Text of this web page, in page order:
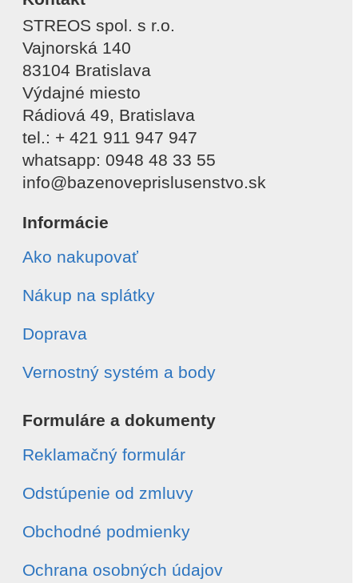
STREOS spol. s r.o.
Vajnorská 140
83104 Bratislava
Výdajné miesto
Rádiová 49, Bratislava
tel.: + 421 911 947 947
whatsapp: 0948 48 33 55
info@bazenoveprislusenstvo.sk
Informácie
Ako nakupovať
Nákup na splátky
Doprava
Vernostný systém a body
Formuláre a dokumenty
Reklamačný formulár
Odstúpenie od zmluvy
Obchodné podmienky
Ochrana osobných údajov